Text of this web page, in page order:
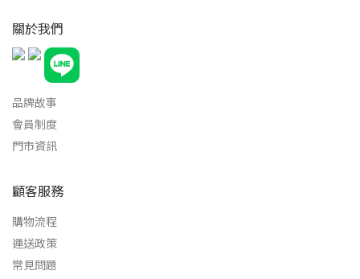
關於我們
品牌故事
會員制度
門市資訊
顧客服務
購物流程
運送政策
常見問題